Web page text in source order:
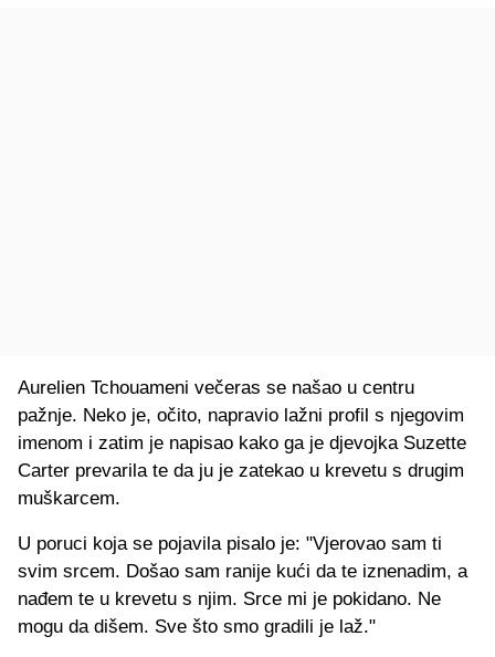
Aurelien Tchouameni večeras se našao u centru
pažnje. Neko je, očito, napravio lažni profil s njegovim
imenom i zatim je napisao kako ga je djevojka Suzette
Carter prevarila te da ju je zatekao u krevetu s drugim
muškarcem.
U poruci koja se pojavila pisalo je: "Vjerovao sam ti
svim srcem. Došao sam ranije kući da te iznenadim, a
nađem te u krevetu s njim. Srce mi je pokidano. Ne
mogu da dišem. Sve što smo gradili je laž."